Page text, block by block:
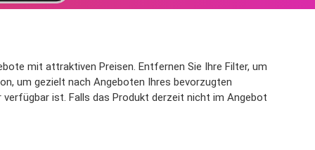
mit attraktiven Preisen. Entfernen Sie Ihre Filter, um
um gezielt nach Angeboten Ihres bevorzugten
ist. Falls das Produkt derzeit nicht im Angebot